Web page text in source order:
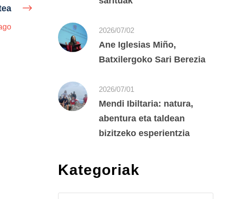
2026/07/02
Ane Iglesias Miño,
Batxilergoko Sari Berezia
2026/07/01
Mendi Ibiltaria: natura,
abentura eta taldean
bizitzeko esperientzia
Kategoriak